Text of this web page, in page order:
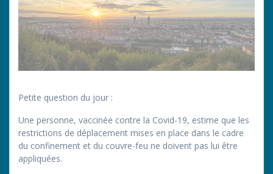
Petite question du jour :
Une personne, vaccinée contre la Covid-19, estime que les
restrictions de déplacement mises en place dans le cadre
du confinement et du couvre-feu ne doivent pas lui être
appliquées.